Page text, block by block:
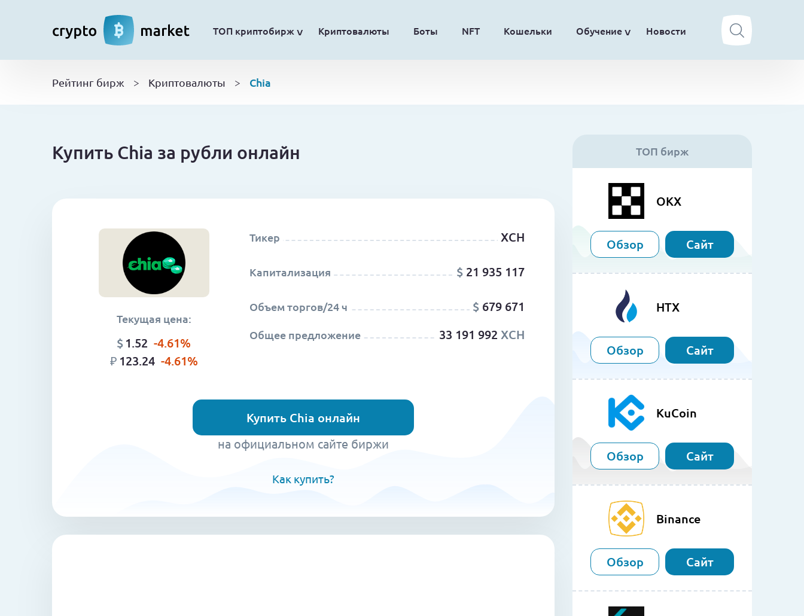
ТОП криптобирж Криптовалюты Боты NFT Кошельки Обучение Новости
Рейтинг бирж > Криптовалюты > Chia
Купить Chia за рубли онлайн
Текущая цена:
$1.52 -4.61%
₽ 123.24 -4.61%
Тикер XCH
Капитализация $ 21 935 117
Объем торгов/24 ч $ 679 671
Общее предложение 33 191 992 XCH
Купить Chia онлайн
на официальном сайте биржи
Как купить?
ТОП бирж
OKX
Обзор Сайт
HTX
Обзор Сайт
KuCoin
Обзор Сайт
Binance
Обзор Сайт